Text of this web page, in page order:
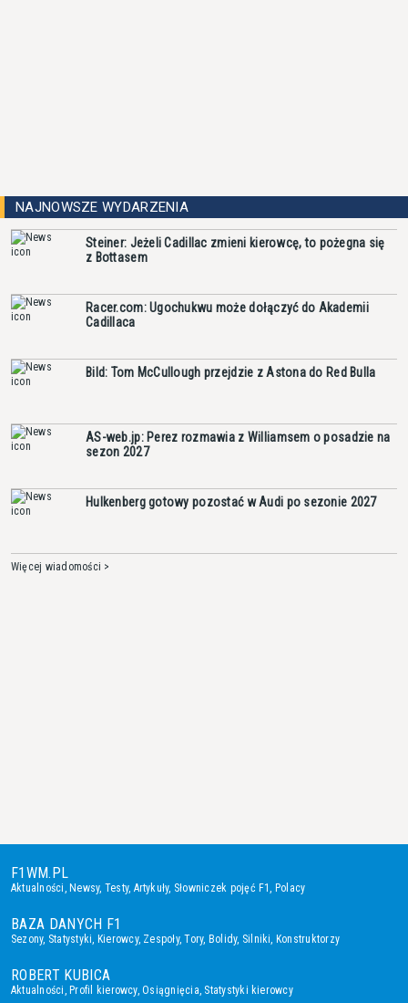
NAJNOWSZE WYDARZENIA
Steiner: Jeżeli Cadillac zmieni kierowcę, to pożegna się
z Bottasem
Racer.com: Ugochukwu może dołączyć do Akademii
Cadillaca
Bild: Tom McCullough przejdzie z Astona do Red Bulla
AS-web.jp: Perez rozmawia z Williamsem o posadzie na
sezon 2027
Hulkenberg gotowy pozostać w Audi po sezonie 2027
Więcej wiadomości >
F1WM.PL
Aktualności, Newsy, Testy, Artykuły, Słowniczek pojęć F1, Polacy
BAZA DANYCH F1
Sezony, Statystyki, Kierowcy, Zespoły,Tory, Bolidy, Silniki, Konstruktorzy
ROBERT KUBICA
Aktualności, Profil kierowcy,Osiągnięcia, Statystyki kierowcy